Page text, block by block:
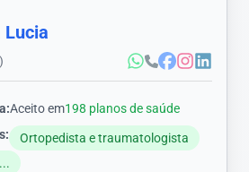
Lucia
Aceito em198 planos de saúde
Ortopedista e traumatologista
...